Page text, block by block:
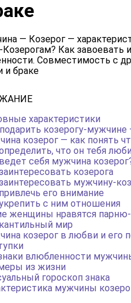
характеристики
козерогу-мужчине
козерог — как понять
что он тебя
себя мужчина
козерога
мужчину-
его внимание
с ним отношения
женщины нравятся
мир
козерог в любви и его
влюбленности
из жизни
гороскоп знака
мужчины